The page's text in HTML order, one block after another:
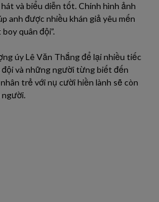
và biểu diễn tốt. Chính hình ảnh
anh được nhiều khán giả yêu mến
quân đội”.
úy Lê Văn Thắng để lại nhiều tiếc
và những người từng biết đến
trẻ với nụ cười hiền lành sẽ còn